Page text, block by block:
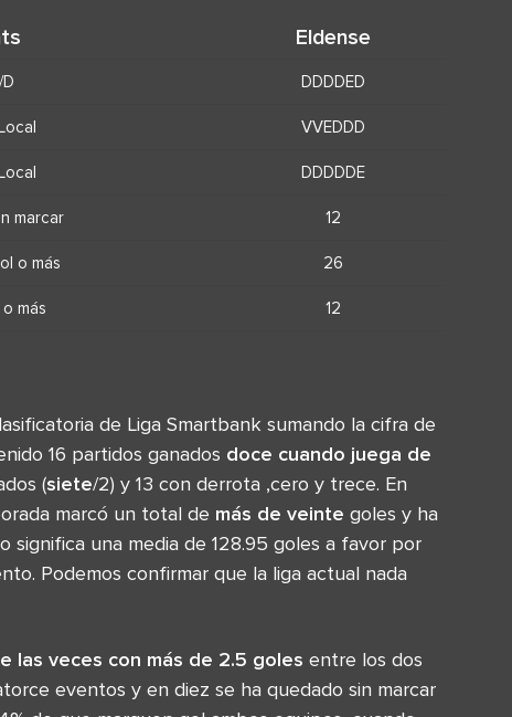
Eldense
DDDDED
VVEDDD
DDDDDE
marcar 12
o más 26
más 12
de Liga Smartbank sumando la cifra de
16 partidos ganados doce cuando juega de
(siete/2) y 13 con derrota ,cero y trece. En
marcó un total de más de veinte goles y ha
significa una media de 128.95 goles a favor por
Podemos confirmar que la liga actual nada
las veces con más de 2.5 goles entre los dos
eventos y en diez se ha quedado sin marcar